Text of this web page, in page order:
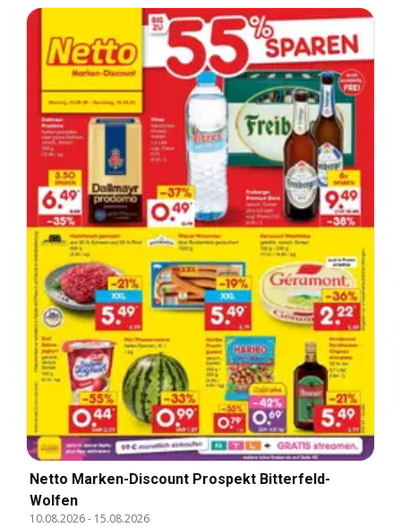
Netto Marken-Discount Prospekt Bitterfeld-
Wolfen
10.08.2026- 15.08.2026